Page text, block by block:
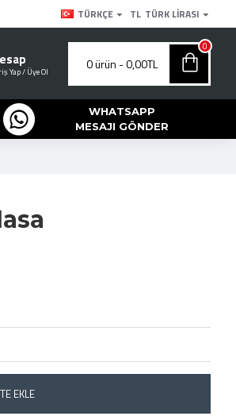
TÜRKÇE TL TÜRK LIRASI
Yap / Üye Ol 0 ürün - 0,00TL
0
WHATSAPP
MESAJI GÖNDER
EKLE